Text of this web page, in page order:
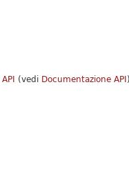
API (vedi Documentazione API